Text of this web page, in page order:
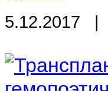
5.12.2017 |